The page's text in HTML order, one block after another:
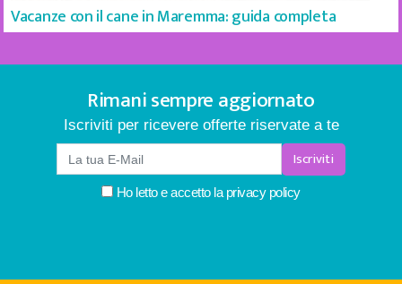
Vacanze con il cane in Maremma: guida completa
Rimani sempre aggiornato
Iscriviti per ricevere offerte riservate a te
Iscriviti
Ho letto e accetto la privacy policy